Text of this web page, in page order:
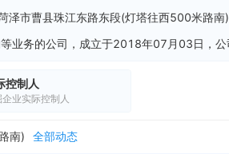
泽市曹县珠江东路东段(灯塔往西500米路南)
控制人
业实际控制人
南)
全部动态